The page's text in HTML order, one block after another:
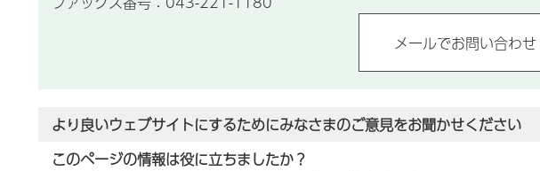
より良いウェブサイトにするためにみなさまのご意見をお聞かせください
このページの情報は役に立ちましたか？